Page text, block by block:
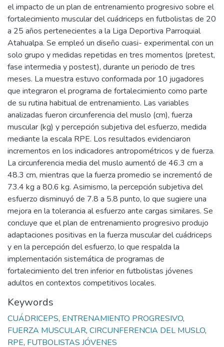
el impacto de un plan de entrenamiento progresivo sobre el
fortalecimiento muscular del cuádriceps en futbolistas de 20
a 25 años pertenecientes a la Liga Deportiva Parroquial
Atahualpa. Se empleó un diseño cuasi- experimental con un
solo grupo y medidas repetidas en tres momentos (pretest,
fase intermedia y postest), durante un periodo de tres
meses. La muestra estuvo conformada por 10 jugadores
que integraron el programa de fortalecimiento como parte
de su rutina habitual de entrenamiento. Las variables
analizadas fueron circunferencia del muslo (cm), fuerza
muscular (kg) y percepción subjetiva del esfuerzo, medida
mediante la escala RPE. Los resultados evidenciaron
incrementos en los indicadores antropométricos y de fuerza.
La circunferencia media del muslo aumentó de 46.3 cm a
48.3 cm, mientras que la fuerza promedio se incrementó de
73.4 kg a 80.6 kg. Asimismo, la percepción subjetiva del
esfuerzo disminuyó de 7.8 a 5.8 punto, lo que sugiere una
mejora en la tolerancia al esfuerzo ante cargas similares. Se
concluye que el plan de entrenamiento progresivo produjo
adaptaciones positivas en la fuerza muscular del cuádriceps
y en la percepción del esfuerzo, lo que respalda la
implementación sistemática de programas de
fortalecimiento del tren inferior en futbolistas jóvenes
adultos en contextos competitivos locales.
Keywords
CUÁDRICEPS, ENTRENAMIENTO PROGRESIVO,
FUERZA MUSCULAR, CIRCUNFERENCIA DEL MUSLO,
RPE, FUTBOLISTAS JÓVENES